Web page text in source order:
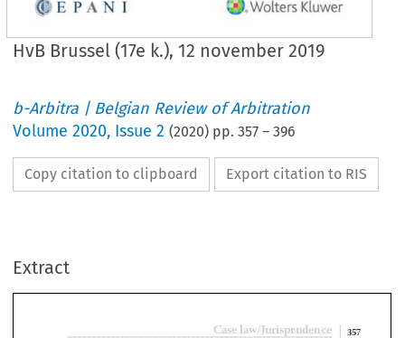
HvB Brussel (17e k.), 12 november 2019
b-Arbitra | Belgian Review of Arbitration
Volume2020, Issue 2 (2020) pp.357 –396
Copy citation to clipboard Export citation to RIS
Extract
 
Brussel (17e k .) 2016/AR/1596, 12 november 2019